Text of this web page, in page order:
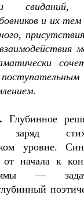
свиданий,
и их тем
.
Глубинное
заряд
уровне.
начала к
—